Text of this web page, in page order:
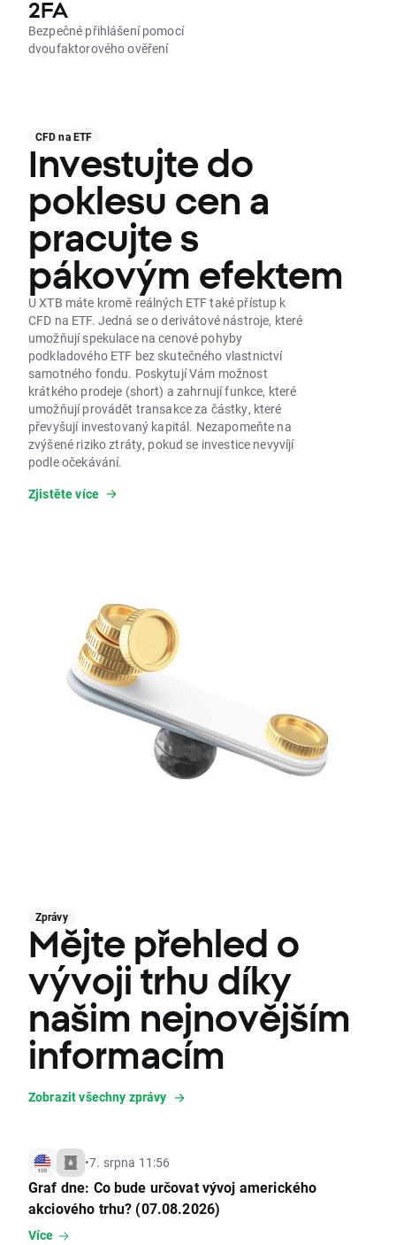
2FA
Bezpečné přihlášení pomocí
dvoufaktorového ověření
CFD na ETF
Investujte do
poklesu cen a
pracujte s
pákovým efektem
U XTB máte kromě reálných ETF také přístup k
CFD na ETF. Jedná se o derivátové nástroje, které
umožňují spekulace na cenové pohyby
podkladového ETF bez skutečného vlastnictví
samotného fondu. Poskytují Vám možnost
krátkého prodeje (short) a zahrnují funkce, které
umožňují provádět transakce za částky, které
převyšují investovaný kapitál. Nezapomeňte na
zvýšené riziko ztráty, pokud se investice nevyvíjí
podle očekávání.
Zjistěte více
Zprávy
Mějte přehled o
vývoji trhu díky
našim nejnovějším
informacím
Zobrazit všechny zprávy
•7. srpna 11:56
Graf dne: Co bude určovat vývoj amerického
akciového trhu? (07.08.2026)
Více